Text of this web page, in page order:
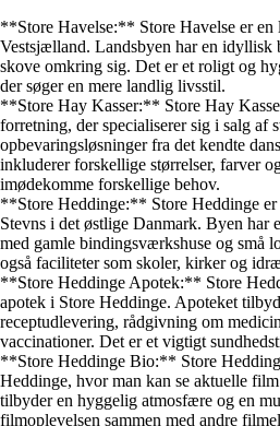
**Store Havelse:** Store Havelse er en
Vestsjælland. Landsbyen har en idyllisk
skove omkring sig. Det er et roligt og
der søger en mere landlig livsstil.
**Store Hay Kasser:** Store Hay
forretning, der specialiserer sig i salg af
opbevaringsløsninger fra det kendte
inkluderer forskellige størrelser, farver
imødekomme forskellige behov.
**Store Heddinge:** Store Heddinge er
Stevns i det østlige Danmark. Byen har
med gamle bindingsværkshuse og små
også faciliteter som skoler, kirker og
**Store Heddinge Apotek:** Store
apotek i Store Heddinge. Apoteket
receptudlevering, rådgivning om
vaccinationer. Det er et vigtigt
**Store Heddinge Bio:** Store
Heddinge, hvor man kan se aktuelle
tilbyder en hyggelig atmosfære og en
filmoplevelsen sammen med andre